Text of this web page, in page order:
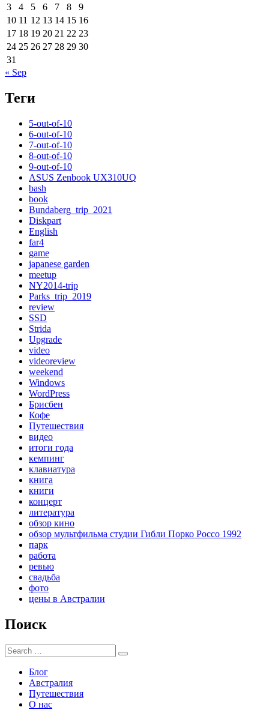
3
4 5 6 7 8
9
10 11 12 13 14 15 16
17 18 19 20 21 22 23
24 25 26 27 28 29 30
31
« Sep
Теги
5-out-of-10
6-out-of-10
7-out-of-10
8-out-of-10
9-out-of-10
ASUS Zenbook UX310UQ
bash
book
Bundaberg_trip_2021
Diskpart
English
far4
game
japanese garden
meetup
NY2014-trip
Parks_trip_2019
review
SSD
Strida
Upgrade
video
videoreview
weekend
Windows
WordPress
Брисбен
Кофе
Путешествия
видео
итоги года
кемпинг
клавиатура
книга
книги
концерт
литература
обзор кино
обзор мультфильма студии Гибли Порко Россо 1992
парк
работа
ревью
свадьба
фото
цены в Австралии
Поиск
Search
for:
Search
Блог
Австралия
Путешествия
О нас